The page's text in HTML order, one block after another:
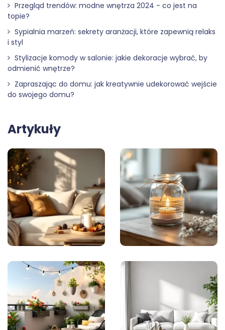
Przegląd trendów: modne wnętrza 2024 - co jest na
topie?
Sypialnia marzeń: sekrety aranżacji, które zapewnią relaks
i styl
Stylizacje komody w salonie: jakie dekoracje wybrać, by
odmienić wnętrze?
Zapraszając do domu: jak kreatywnie udekorować wejście
do swojego domu?
Artykuły